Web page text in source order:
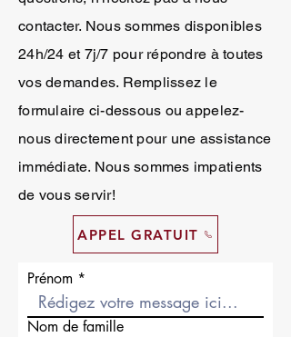
contacter. Nous sommes disponibles
24h/24 et 7j/7 pour répondre à toutes
vos demandes. Remplissez le
formulaire ci-dessous ou appelez-
nous directement pour une assistance
immédiate. Nous sommes impatients
de vous servir!
APPEL GRATUIT
Prénom
Nom de famille